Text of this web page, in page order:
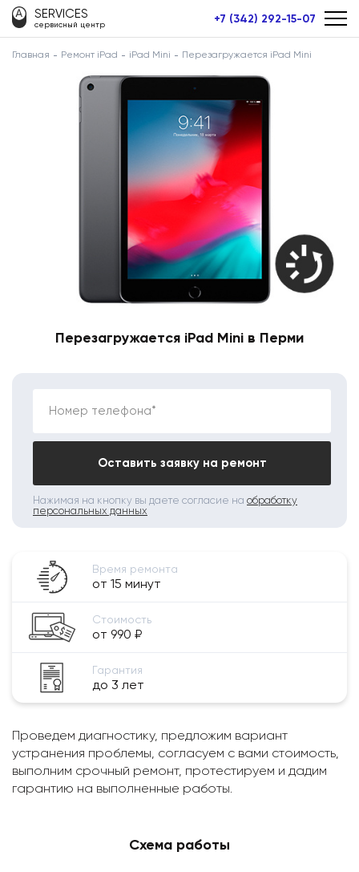
SERVICES
сервисный центр +7 (342) 292-15-07
Главная Ремонт iPad iPad Mini Перезагружается iPad Mini
Перезагружается iPad Mini в Перми
Номер телефона*
Оставить заявку на ремонт
Нажимая на кнопку вы даете согласие на обработку
персональных данных
Время ремонта
от 15 минут
Стоимость
от 990 ₽
Гарантия
до 3 лет
Проведем диагностику, предложим вариант
устранения проблемы, согласуем с вами стоимость,
выполним срочный ремонт, протестируем и дадим
гарантию на выполненные работы.
Схема работы